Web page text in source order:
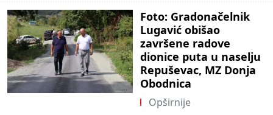
Foto: Gradonačelnik
Lugavić obišao
završene radove
dionice puta u naselju
Repuševac, MZ Donja
Obodnica
Opširnije